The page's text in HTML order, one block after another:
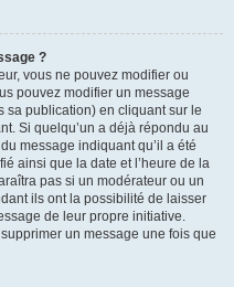
?
vous ne pouvez modifier ou
pouvez modifier un message
sa publication) en cliquant sur le
Si quelqu’un a déjà répondu au
message indiquant qu’il a été
ainsi que la date et l’heure de la
pas si un modérateur ou un
ils ont la possibilité de laisser
de leur propre initiative.
un message une fois que